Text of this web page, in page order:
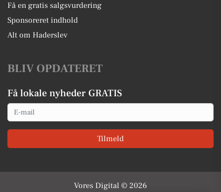
Få en gratis salgsvurdering
Sponsoreret indhold
Alt om Haderslev
BLIV OPDATERET
Få lokale nyheder GRATIS
Email
Tilmeld
Vores Digital © 2026